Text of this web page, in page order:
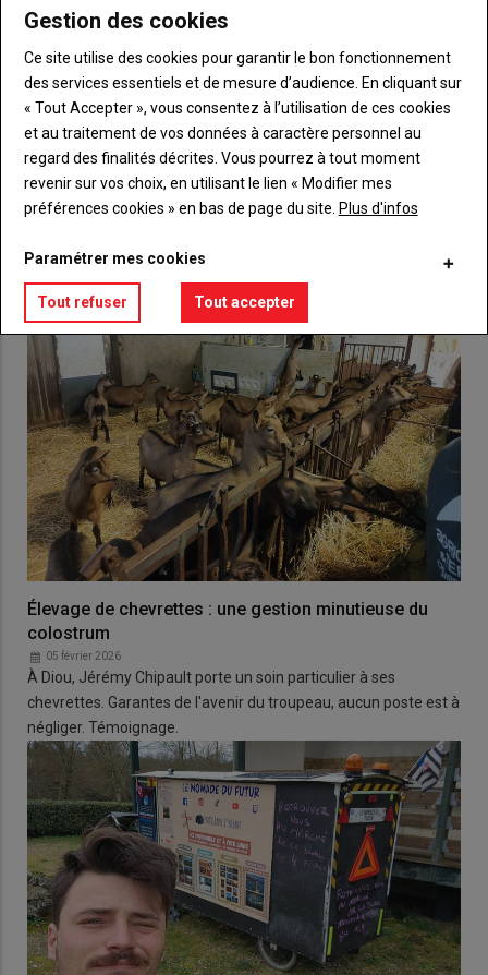
compte pour accéder à tout {nom-site}.
Lien Créez un compte
VOUS AIMEREZ AUSSI
Élevage de chevrettes : une gestion minutieuse du
colostrum
05 février 2026
À Diou, Jérémy Chipault porte un soin particulier à ses
chevrettes. Garantes de l'avenir du troupeau, aucun poste est à
négliger. Témoignage.
Gestion des cookies
Ce site utilise des cookies pour garantir le bon fonctionnement
des services essentiels et de mesure d’audience. En cliquant sur
« Tout Accepter », vous consentez à l’utilisation de ces cookies
et au traitement de vos données à caractère personnel au
regard des finalités décrites. Vous pourrez à tout moment
revenir sur vos choix, en utilisant le lien « Modifier mes
préférences cookies » en bas de page du site. Plus d'infos
Paramétrer mes cookies
Tout refuser Tout accepter